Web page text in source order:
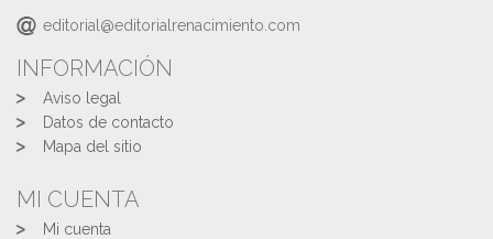
editorial@editorialrenacimiento.com
INFORMACIÓN
Aviso legal
Datos de contacto
Mapa del sitio
MI CUENTA
Mi cuenta